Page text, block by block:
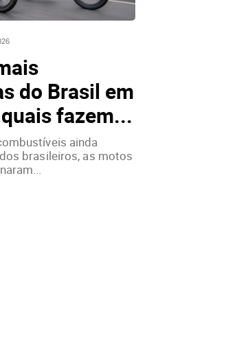
do Brasil em
fazem...
ainda
brasileiros, as motos